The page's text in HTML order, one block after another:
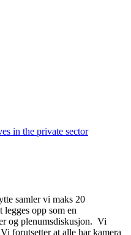
in the private sector
samler vi maks 20
opp som en
og plenumsdiskusjon. Vi
forutsetter at alle har kamera